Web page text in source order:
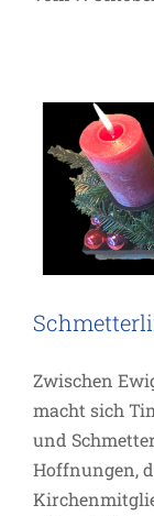
Zwischen
macht sich
und
Hoffnungen,